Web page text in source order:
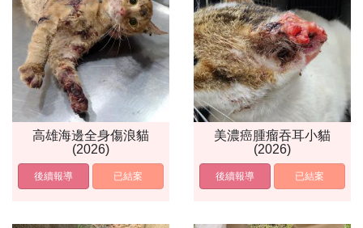
高雄海邊全身傷浪貓
(2026)
後續報導 已結案
美濃癌腫瘤吞耳小貓
(2026)
後續報導 已結案